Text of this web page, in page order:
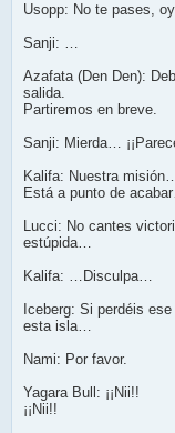
Usopp: No te pases,
Sanji: …
Azafata (Den Den):
salida.
Partiremos en breve.
Sanji: Mierda…
Kalifa: Nuestra
Está a punto de
Lucci: No cantes
estúpida…
Kalifa: …Disculpa…
Iceberg: Si perdéis
esta isla…
Nami: Por favor.
Yagara Bull: ¡¡Nii!!
¡¡Nii!!